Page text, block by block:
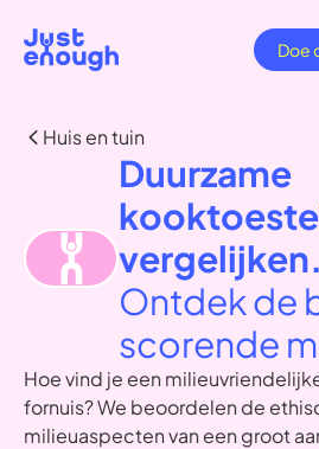
Doe
Huis en tuin
Duurzame
vergelijken.
Ontdek de
scorende
Hoe vind je een
fornuis? We beoordelen de
milieuaspecten van een groot